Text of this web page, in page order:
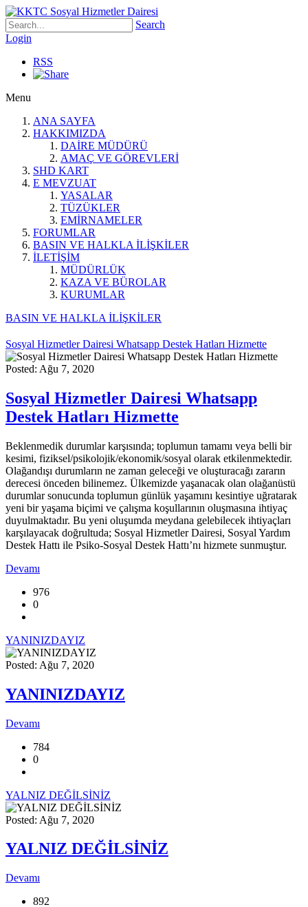
Search
Login
RSS
Menu
ANA SAYFA
HAKKIMIZDA
DAİRE MÜDÜRÜ
AMAÇ VE GÖREVLERİ
SHD KART
E MEVZUAT
YASALAR
TÜZÜKLER
EMİRNAMELER
FORUMLAR
BASIN VE HALKLA İLİŞKİLER
İLETİŞİM
MÜDÜRLÜK
KAZA VE BÜROLAR
KURUMLAR
BASIN VE HALKLA İLİŞKİLER
Sosyal Hizmetler Dairesi Whatsapp Destek Hatları Hizmette
Posted: Ağu 7, 2020
Sosyal Hizmetler Dairesi Whatsapp
Destek Hatları Hizmette
Beklenmedik durumlar karşısında; toplumun tamamı veya belli bir
kesimi, fiziksel/psikolojik/ekonomik/sosyal olarak etkilenmektedir.
Olağandışı durumların ne zaman geleceği ve oluşturacağı zararın
derecesi önceden bilinemez. Ülkemizde yaşanacak olan olağanüstü
durumlar sonucunda toplumun günlük yaşamını kesintiye uğratarak
yeni bir yaşama biçimi ve çalışma koşullarının oluşmasına ihtiyaç
duyulmaktadır. Bu yeni oluşumda meydana gelebilecek ihtiyaçları
karşılayacak doğrultuda; Sosyal Hizmetler Dairesi, Sosyal Yardım
Destek Hattı ile Psiko-Sosyal Destek Hattı’nı hizmete sunmuştur.
Devamı
976
0
YANINIZDAYIZ
Posted: Ağu 7, 2020
YANINIZDAYIZ
Devamı
784
0
YALNIZ DEĞİLSİNİZ
Posted: Ağu 7, 2020
YALNIZ DEĞİLSİNİZ
Devamı
892